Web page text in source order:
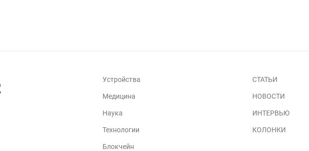
Устройства
Медицина
Наука
Технологии
Блокчейн
СТАТЬИ
НОВОСТИ
ИНТЕРВЬЮ
КОЛОНКИ